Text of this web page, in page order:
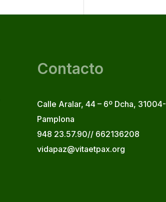
Contacto
Calle Aralar, 44 – 6º Dcha, 31004-
Pamplona
948 23.57.90// 662136208
vidapaz@vitaetpax.org